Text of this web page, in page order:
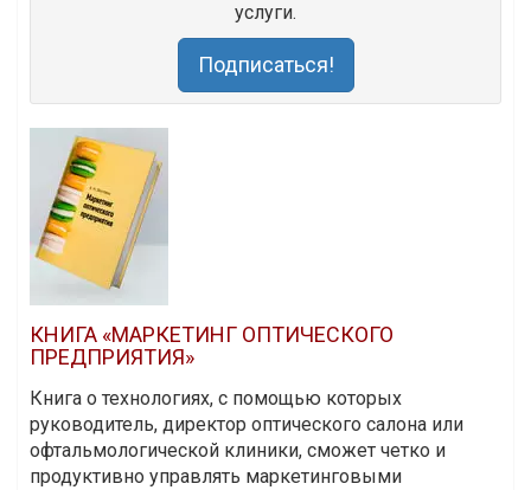
услуги.
Подписаться!
КНИГА «МАРКЕТИНГ ОПТИЧЕСКОГО
ПРЕДПРИЯТИЯ»
Книга о технологиях, с помощью которых
руководитель, директор оптического салона или
офтальмологической клиники, сможет четко и
продуктивно управлять маркетинговыми